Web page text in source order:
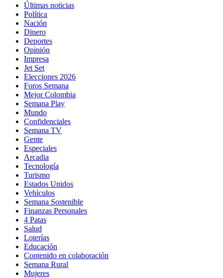
Últimas noticias
Política
Nación
Dinero
Deportes
Opinión
Impresa
Jet Set
Elecciones 2026
Foros Semana
Mejor Colombia
Semana Play
Mundo
Confidenciales
Semana TV
Gente
Especiales
Arcadia
Tecnología
Turismo
Estados Unidos
Vehículos
Semana Sostenible
Finanzas Personales
4 Patas
Salud
Loterías
Educación
Contenido en colaboración
Semana Rural
Mujeres